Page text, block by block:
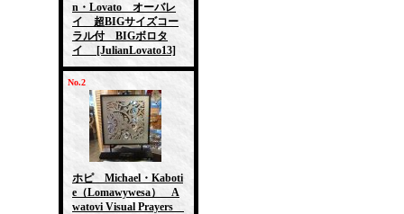
n・Lovato オーバレ
イ 超BIGサイズコー
ラル付 BIGボロタ
イ
[JulianLovato13]
No.2
ホピ Michael・Kaboti
e（Lomawywesa） A
watovi Visual Prayers